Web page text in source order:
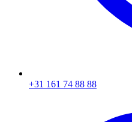
+31 161 74 88 88‬​​​​‌ ‍ ​‍​‍‌‍ ‌ ​‍‌‍‍‌‌‍‌ ‌‍‍‌‌‍ ‍​‍​‍​ ‍‍​‍​‍‌ ​ ‌‍​‌‌‍ ‍‌‍‍‌‌ ‌​‌ ‍‌​‍ ‍‌‍‍‌‌‍ ​‍​‍​‍ ​​‍​‍‌‍‍​‌ ​‍‌‍‌‌‌‍‌‍​‍​‍​ ‍‍​‍​‍‌‍‍​‌ ‌​‌ ‌​‌ ​​​ ‍‍​‍ ​‍ ‌‍ ​‌‍ ‌‍​ ‌‍​‌‌‍ ​‌‍‍​‌‍ ‌ ​ ‌ ‌​​ ‍‍​ ​ ​ ​ ​ ​ ​ ​ ​‍ ‌‍‍‌‌‍ ‍‌ ‌​‌‍‌‌‌‍ ‍‌ ‌​​‍ ‌‍‌‌‌‍‌​‌‍‍‌‌ ‌​​‍ ‌‍ ‌‌‍ ‌‍‌​‌‍‌‌​ ‌‌ ​​‌ ​‍‌‍‌‌‌ ​ ‌‍‌‌‌‍ ‍‌ ‌​‌‍​‌‌ ‌​‌‍‍‌‌‍ ‌‍ ‍​ ‍ ‌‍‍‌‌‍‌​​ ‌‌‍‌ ‌‍ ​‌‍ ‌‍​‍‌‍​‌‌‍ ​​ ‍ ‌ ‌​‌ ‍‌‌ ​​‌‍‌‌​ ‌‌‍‌ ‌‍ ​‌‍ ‌‍​‍‌‍​‌‌‍ ​​ ‍ ‌ ​​‌‍​‌‌ ‌​‌‍‍​​ ‌‌‍​ ‌‍ ‌‍ ‍‌ ‌​‌‍​‌‌‍​ ‌ ‌​​‍ ‍‌ ​​‌‍‍​‌‍ ‌‍ ‍‌‍‌‌​ ‌‍​‍‌‍​‌‌ ​ ‌‍‌‌‌‌‌‌‌ ​‍‌‍ ​​ ‌‌‍‍​‌ ‌​‌ ‌​‌ ​​​‍‌‌​ ​ ‌​​‌​‍‌‌​ ​‍‌​‌‍​‍‌‌​ ​‍‌​‌‍‌‍ ​‌‍ ‌‍​ ‌‍​‌‌‍ ​‌‍‍​‌‍ ‌ ​ ‌ ‌​​‍‌‌​ ​ ‌​​‌​ ​ ​ ​ ​ ​ ​ ​ ​‍‌‍‌‍‍‌‌‍‌​​ ‌‌‍‌ ‌‍ ​‌‍ ‌‍​‍‌‍​‌‌‍ ​​‍‌‍‌ ‌​‌ ‍‌‌ ​​‌‍‌‌​ ‌‌‍‌ ‌‍ ​‌‍ ‌‍​‍‌‍​‌‌‍ ​​‍‌‍‌ ​​‌‍​‌‌ ‌​‌‍‍​​ ‌‌‍​ ‌‍ ‌‍ ‍‌ ‌​‌‍​‌‌‍​ ‌ ‌​​‍ ‍‌ ​​‌‍‍​‌‍ ‌‍ ‍‌‍‌‌​‍‌‍‌ ​​‌‍‌‌‌ ​‍‌ ​ ‌ ​​‌‍‌‌‌‍​ ‌ ‌​‌‍‍‌‌ ‌‍‌‍‌‌​ ‌‌ ​​‌ ‌‌‌‍​‍‌‍ ​‌‍‍‌‌ ​ ‌‍‍​‌‍‌‌‌‍‌​​‍​‍‌ ‌